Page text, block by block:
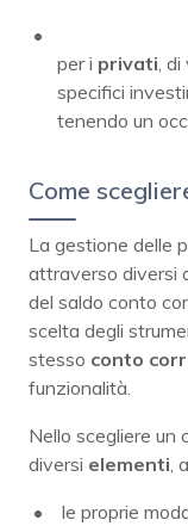
per i privati ,
specifici
tenendo un
Come
La gestione delle
attraverso diversi
del saldo conto
scelta degli
stesso conto
funzionalità.
Nello scegliere un
diversi elementi ,
le proprie